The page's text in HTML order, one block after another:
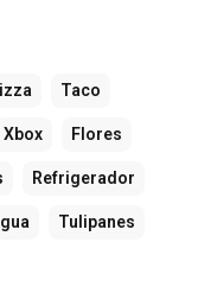
Taco
Xbox Flores
Refrigerador
Tulipanes